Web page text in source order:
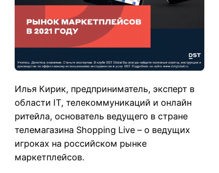
Илья Кирик, предприниматель, эксперт в
области IT, телекоммуникаций и онлайн
ритейла, основатель ведущего в стране
телемагазина Shopping Live – о ведущих
игроках на российском рынке
маркетплейсов.